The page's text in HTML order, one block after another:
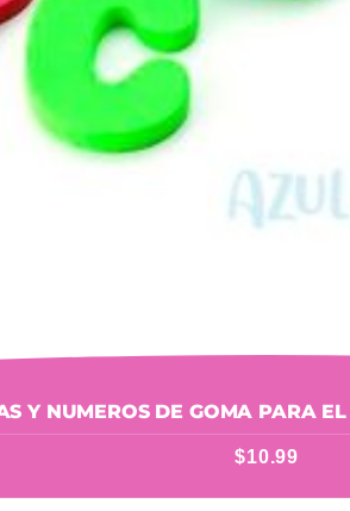
Y NUMEROS DE GOMA PARA
$10.99